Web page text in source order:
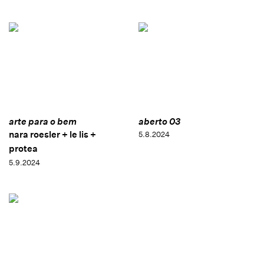
arte para o bem
nara roesler + le lis +
protea
5.9.2024
aberto 03
5.8.2024